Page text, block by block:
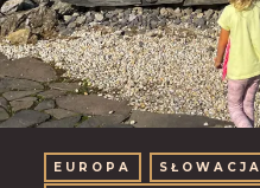
EUROPA
SŁOWACJA